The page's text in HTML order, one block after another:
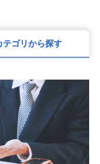
)
kailash.co.jp/)
www.i-
www.sbipet-
テゴリから探す